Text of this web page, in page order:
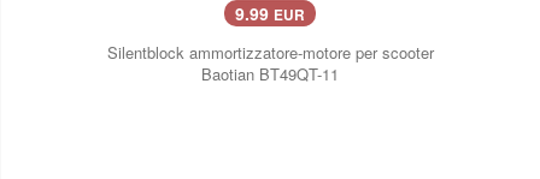
9.99 EUR
Silentblock ammortizzatore-motore per scooter
Baotian BT49QT-11